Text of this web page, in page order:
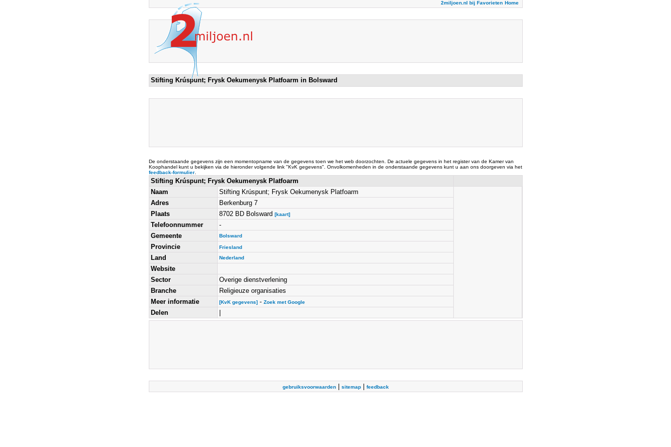
2miljoen.nl bij Favorieten Home
Stifting Krúspunt; Frysk Oekumenysk Platfoarm in Bolsward
De onderstaande gegevens zijn een momentopname van de gegevens toen we het web doorzochten. De actuele gegevens in het register van de Kamer van
Koophandel kunt u bekijken via de hieronder volgende link "KvK gegevens". Onvolkomenheden in de onderstaande gegevens kunt u aan ons doorgeven via het
feedback-formulier.
Stifting Krúspunt; Frysk Oekumenysk Platfoarm
Naam
Stifting Krúspunt; Frysk Oekumenysk Platfoarm
Adres
Berkenburg 7
Plaats
8702 BD Bolsward [kaart]
Telefoonnummer
-
Gemeente
Bolsward
Provincie Friesland
Land Nederland
Website
Sector
Overige dienstverlening
Branche
Religieuze organisaties
Meer informatie
[KvK gegevens]- Zoek met Google
Delen
gebruiksvoorwaarden| sitemap| feedback